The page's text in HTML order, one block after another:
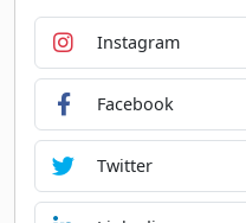
Instagram
Facebook
Twitter